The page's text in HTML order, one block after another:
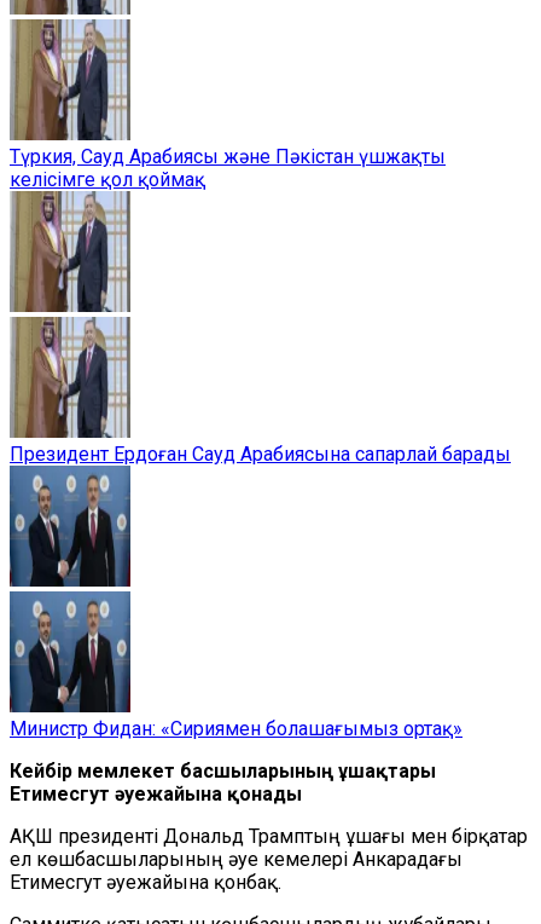
Түркия, Сауд Арабиясы және Пәкістан үшжақты
келісімге қол қоймақ
Президент Ердоған Сауд Арабиясына сапарлай барады
Министр Фидан: «Сириямен болашағымыз ортақ»
Кейбір мемлекет басшыларының ұшақтары
Етимесгут әуежайына қонады
АҚШ президенті Дональд Трамптың ұшағы мен бірқатар
ел көшбасшыларының әуе кемелері Анкарадағы
Етимесгут әуежайына қонбақ.